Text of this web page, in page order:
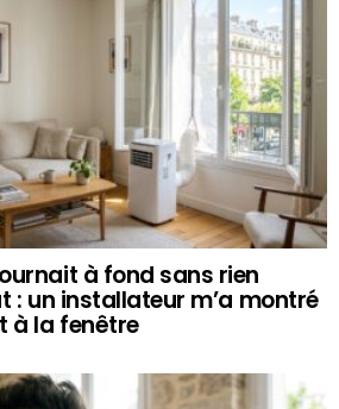
à fond sans rien
: un installateur m’a montré
à la fenêtre